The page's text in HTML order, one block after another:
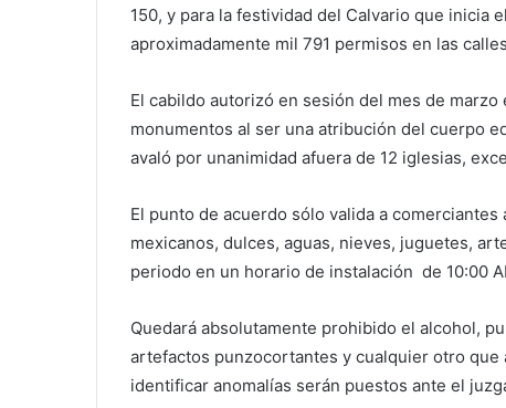
150, y para la festividad del Calvario que inicia
aproximadamente mil 791 permisos en las
El cabildo autorizó en sesión del mes de
monumentos al ser una atribución del cuerpo
avaló por unanimidad afuera de 12 iglesias,
El punto de acuerdo sólo valida a
mexicanos, dulces, aguas, nieves, juguetes,
periodo en un horario de instalación de 10:00
Quedará absolutamente prohibido el alcohol,
artefactos punzocortantes y cualquier otro
identificar anomalías serán puestos ante el